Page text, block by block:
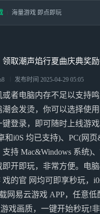
领取潮声焰行夏曲庆典奖
发布时间 2025-04-29 05:05
或者电脑内存不足以支持
潮会发烫，你可以选择使
键登录，即可随时上线游
和i0S 均已支持)、PC(网
持 Mac&Windows 系统)
即开即玩，非常方便。电
戏的官 网均可即享秒玩，
网易云游戏 APP，任意
游戏画质，一键开始秒玩!
海量游戏 即点即玩